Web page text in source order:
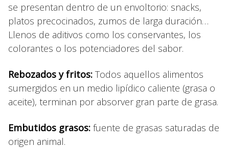
se presentan dentro de un envoltorio: snacks,
platos precocinados, zumos de larga duración…
Llenos de aditivos como los conservantes, los
colorantes o los potenciadores del sabor.
Rebozados y fritos: Todos aquellos alimentos
sumergidos en un medio lipídico caliente (grasa o
aceite), terminan por absorver gran parte de grasa.
Embutidos grasos: fuente de grasas saturadas de
origen animal.